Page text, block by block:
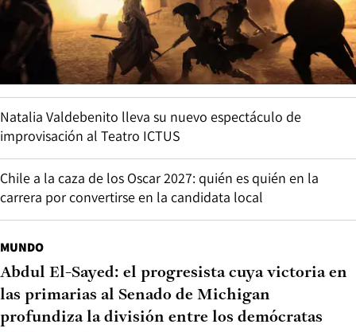
Natalia Valdebenito lleva su nuevo espectáculo de
improvisación al Teatro ICTUS
Chile a la caza de los Oscar 2027: quién es quién en la
carrera por convertirse en la candidata local
MUNDO
Abdul El-Sayed: el progresista cuya victoria en
las primarias al Senado de Michigan
profundiza la división entre los demócratas